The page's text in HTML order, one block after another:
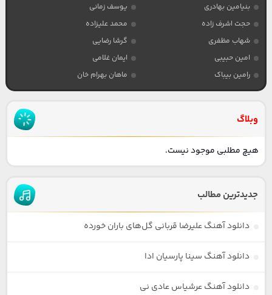
بنیامین بهادری
یوسف زمانی
حجت اشرف زاده
محمد علیزاده
شهاب مظفری
گرشا رضایی
امین حبیبی
ایمان غلامی
رامین بیباک
ماهان بهرام خان
وبلاگ
هیچ مطلبی موجود نیست.
جدیدترین مطالب
دانلود آهنگ علیرضا قربانی گل‌های باران خورده
دانلود آهنگ سینا پارسیان ادا
دانلود آهنگ عرشیاس عادی نی